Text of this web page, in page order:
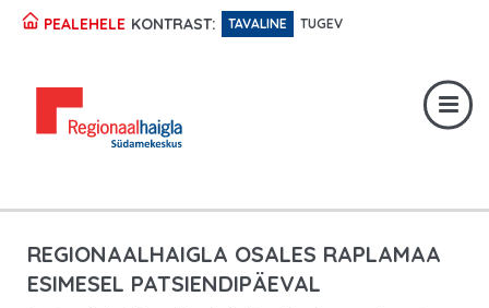
PEALEHELE KONTRAST: TAVALINE TUGEV
617 1049
Erakorraline abi:
Digiregistratuur:
REGIONAALHAIGLA OSALES RAPLAMAA
ESIMESEL PATSIENDIPÄEVAL